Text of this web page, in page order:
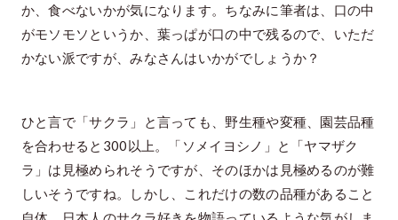
か、食べないかが気になります。ちなみに筆者は、口の中
がモソモソというか、葉っぱが口の中で残るので、いただ
かない派ですが、みなさんはいかがでしょうか？
ひと言で「サクラ」と言っても、野生種や変種、園芸品種
を合わせると300以上。「ソメイヨシノ」と「ヤマザク
ラ」は見極められそうですが、そのほかは見極めるのが難
しいそうですね。しかし、これだけの数の品種があること